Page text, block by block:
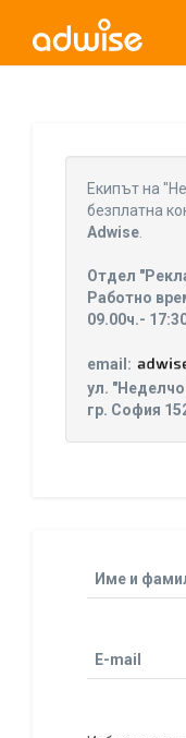
Уважаеми
бихме искали да Ви
прекратява
Eкипът на
безплатна
Adwise.
Отдел
Работно
09.00ч.-
email:
ул.
гр. София
Име и
E-mail